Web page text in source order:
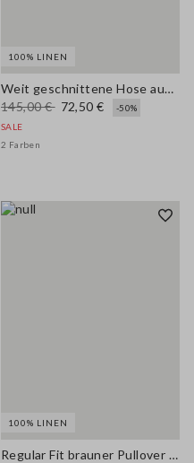
100% LINEN
Weit geschnittene Hose aus reinem braunem Leinen
145,00 € 72,50 €
-50%
SALE
2 Farben
100% LINEN
Regular Fit brauner Pullover aus reinem Leinen mit Polokragen